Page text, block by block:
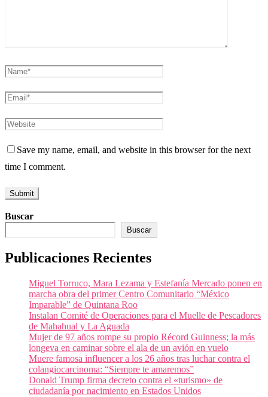
Save my name, email, and website in this browser for the next
time I comment.
Buscar
Buscar
Publicaciones Recientes
Miguel Torruco, Mara Lezama y Estefanía Mercado ponen en
marcha obra del primer Centro Comunitario “México
Imparable” de Quintana Roo
Instalan Comité de Operaciones para el Muelle de Pescadores
de Mahahual y La Aguada
Mujer de 97 años rompe su propio Récord Guinness; la más
longeva en caminar sobre el ala de un avión en vuelo
Muere famosa influencer a los 26 años tras luchar contra el
colangiocarcinoma: “Siempre te amaremos”
Donald Trump firma decreto contra el «turismo» de
ciudadanía por nacimiento en Estados Unidos